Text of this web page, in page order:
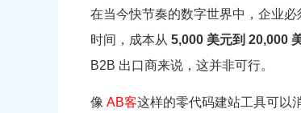
在当今快节奏的数字世界中，企业
时间，成本从 5,000 美元到 20,000
B2B 出口商来说，这并非可行。
像 AB客这样的零代码建站工具可以